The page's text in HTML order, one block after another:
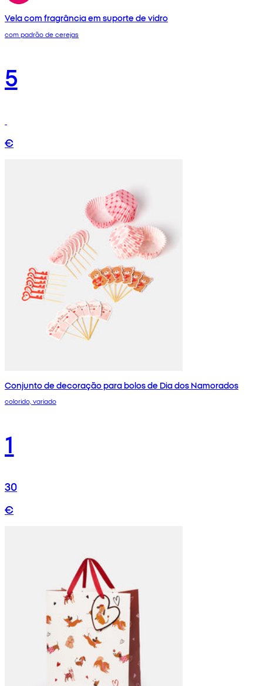
Vela com fragrância em suporte de vidro
com padrão de cerejas
5
€
Conjunto de decoração para bolos de Dia dos Namorados
colorido, variado
1
30
€